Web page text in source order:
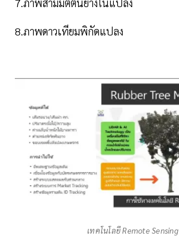
8.ภาพดาวเทียมพิกัดแปลง
เทคโนโลยี Remote Sensing